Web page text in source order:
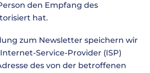
den Empfang des
hat.
zum Newsletter speichern wir
Service-Provider (ISP)
des von der betroffenen